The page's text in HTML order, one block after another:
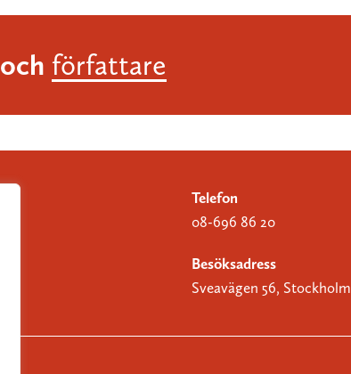
och författare
Telefon
08-696 86 20
Besöksadress
Sveavägen 56, Stockholm